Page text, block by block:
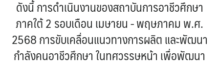
ดังนี้ การดำเนินงานของสถาบันการอาชีวศึกษา
ภาคใต้ 2 รอบเดือน เมษายน - พฤษภาคม พ.ศ.
2568 การขับเคลื่อนแนวทางการผลิต และพัฒนา
กำลังคนอาชีวศึกษา ในทศวรรษหน้า เพื่อพัฒนา